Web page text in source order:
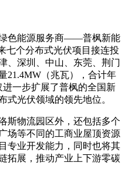
色能源服务商——普枫新能
七个分布式光伏项目接连投
、深圳、中山、东莞、荆门
21.4MW（兆瓦），合计年
进一步扩展了普枫的全国新
式光伏领域的领先地位。
斯物流园区外，还包括多个
场等不同的工商业屋顶资源
专业开发能力，同时也将其
拓展，推动产业上下游零碳